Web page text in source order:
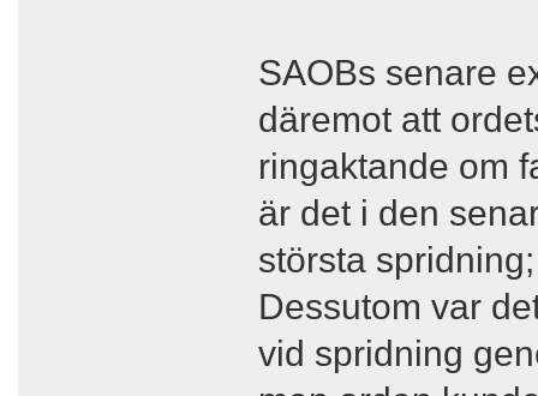
SAOBs senare
däremot att
ringaktande om
är det i den
största
Dessutom var
vid spridning